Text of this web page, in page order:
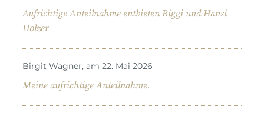
Aufrichtige Anteilnahme entbieten Biggi und Hansi
Holzer
Birgit Wagner, am 22. Mai 2026
Meine aufrichtige Anteilnahme.